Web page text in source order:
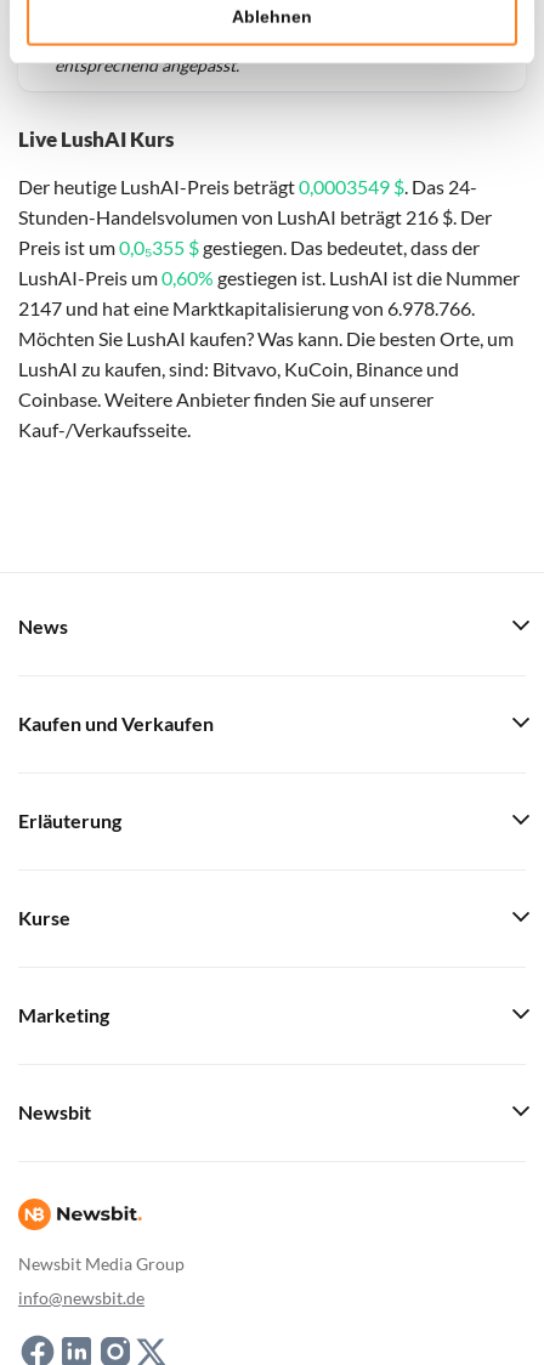
Ablehnen
Live LushAI Kurs
Der heutige LushAI-Preis beträgt0,0003549 $. Das 24-
Stunden-Handelsvolumen von LushAI beträgt 216 $. Der
Preis ist um0,0₅355 $gestiegen. Das bedeutet, dass der
LushAI-Preis um0,60% gestiegen ist. LushAI ist die Nummer
2147 und hat eine Marktkapitalisierung von 6.978.766.
Möchten Sie LushAI kaufen? Was kann. Die besten Orte, um
LushAI zu kaufen, sind: Bitvavo, KuCoin, Binance und
Coinbase. Weitere Anbieter finden Sie auf unserer
Kauf-/Verkaufsseite.
haben wir historische Daten seit
das hypothetische erste Investitionsdatum wurde
entsprechend angepasst.
Newsbit Media Group
info@newsbit.de
News
Kaufen und Verkaufen
Erläuterung
Kurse
Marketing
Newsbit